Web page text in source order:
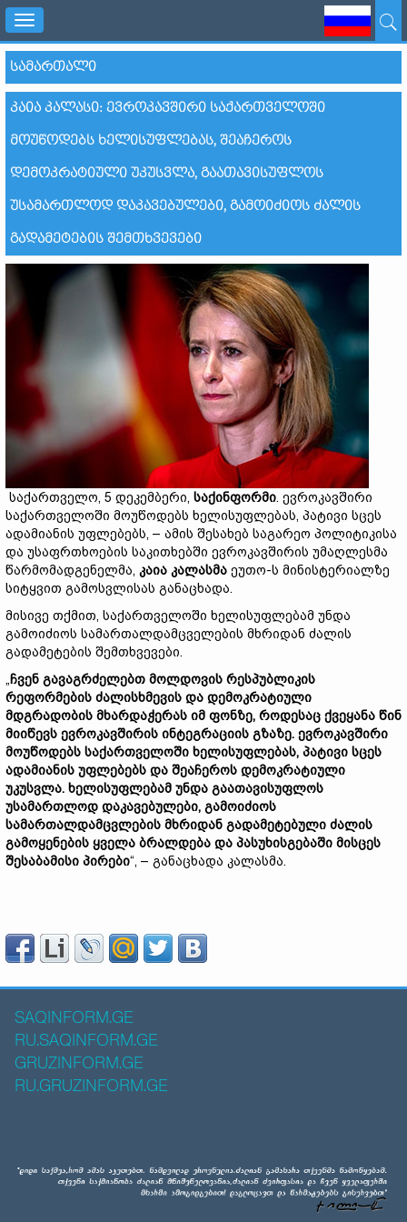
Toggle
navigation
ᲡᲐᲛᲐᲠᲗᲐᲚᲘ
ᲙᲐᲘᲐ ᲙᲐᲚᲐᲡᲘ: ᲔᲕᲠᲝᲙᲐᲕᲨᲘᲠᲘ ᲡᲐᲥᲐᲠᲗᲕᲔᲚᲝᲨᲘ
ᲛᲝᲣᲬᲝᲓᲔᲑᲡ ᲮᲔᲚᲘᲡᲣᲤᲚᲔᲑᲐᲡ, ᲨᲔᲐᲩᲔᲠᲝᲡ
ᲓᲔᲛᲝᲙᲠᲐᲢᲘᲣᲚᲘ ᲣᲙᲣᲡᲕᲚᲐ, ᲒᲐᲐᲗᲐᲕᲘᲡᲣᲤᲚᲝᲡ
ᲣᲡᲐᲛᲐᲠᲗᲚᲝᲓ ᲓᲐᲙᲐᲕᲔᲑᲣᲚᲔᲑᲘ, ᲒᲐᲛᲝᲘᲫᲘᲝᲡ ᲫᲐᲚᲘᲡ
ᲒᲐᲓᲐᲛᲔᲢᲔᲑᲘᲡ ᲨᲔᲛᲗᲮᲕᲔᲕᲔᲑᲘ
საქართველო, 5 დეკემბერი, საქინფორმი. ევროკავშირი
საქართველოში მოუწოდებს ხელისუფლებას, პატივი სცეს
ადამიანის უფლებებს, – ამის შესახებ საგარეო პოლიტიკისა
და უსაფრთხოების საკითხებში ევროკავშირის უმაღლესმა
წარმომადგენელმა, კაია კალასმა ეუთო-ს მინისტერიალზე
სიტყვით გამოსვლისას განაცხადა.
მისივე თქმით, საქართველოში ხელისუფლებამ უნდა
გამოიძიოს სამართალდამცველების მხრიდან ძალის
გადამეტების შემთხვევები.
„ჩვენ გავაგრძელებთ მოლდოვის რესპუბლიკის
რეფორმების ძალისხმევის და დემოკრატიული
მდგრადობის მხარდაჭერას იმ ფონზე, როდესაც ქვეყანა წინ
მიიწევს ევროკავშირის ინტეგრაციის გზაზე. ევროკავშირი
მოუწოდებს საქართველოში ხელისუფლებას, პატივი სცეს
ადამიანის უფლებებს და შეაჩეროს დემოკრატიული
უკუსვლა. ხელისუფლებამ უნდა გაათავისუფლოს
უსამართლოდ დაკავებულები, გამოიძიოს
სამართალდამცვლების მხრიდან გადამეტებული ძალის
გამოყენების ყველა ბრალდება და პასუხისგებაში მისცეს
შესაბამისი პირები“, – განაცხადა კალასმა.
SAQINFORM.GE
RU.SAQINFORM.GE
GRUZINFORM.GE
RU.GRUZINFORM.GE